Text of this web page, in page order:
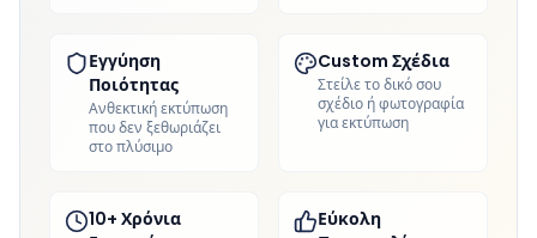
Εγγύηση
Ποιότητας
Ανθεκτική εκτύπωση
που δεν ξεθωριάζει
στο πλύσιμο
Custom Σχέδια
Στείλε το δικό σου
σχέδιο ή φωτογραφία
για εκτύπωση
10+ Χρόνια
Εύκολη